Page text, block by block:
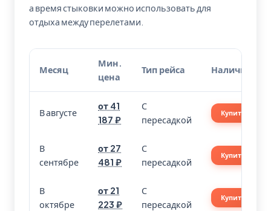
а время стыковки можно использовать для
отдыха между перелетами.
Месяц
Мин.
цена
Тип рейса Наличие
В августе
от 41
187 ₽
С
пересадкой
Купить
В
сентябре
от 27
481 ₽
С
пересадкой
Купить
В
октябре
от 21
223 ₽
С
пересадкой
Купить